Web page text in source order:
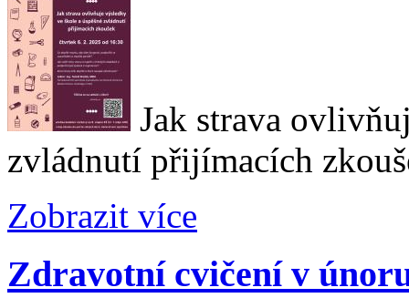
Jak strava
zvládnutí přijímacích
Zobrazit více
Zdravotní cvičení v